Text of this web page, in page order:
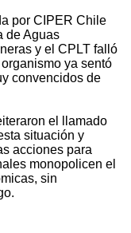
por CIPER Chile
de Aguas
y el CPLT falló
ya sentó
convencidos de
el llamado
situación y
acciones para
monopolicen el
sin